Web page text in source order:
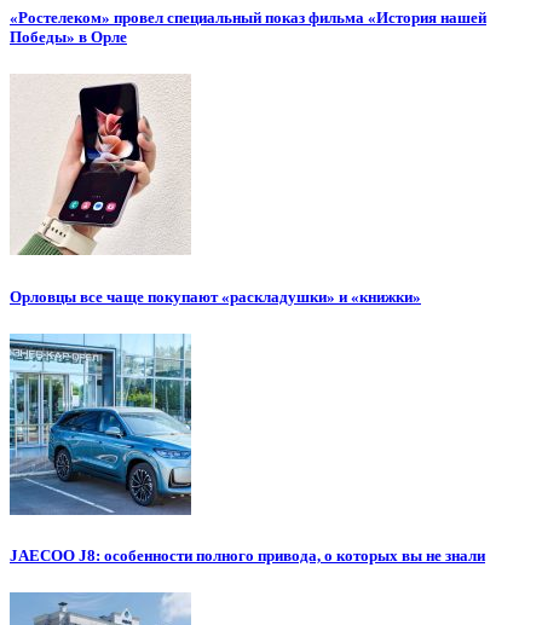
«Ростелеком» провел специальный показ фильма «История нашей
Победы» в Орле
Орловцы все чаще покупают «раскладушки» и «книжки»
JAECOO J8: особенности полного привода, о которых вы не знали